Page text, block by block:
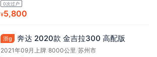
0次过户
¥5,800
浙g 奔达 2020款 金吉拉300 高配版
2021年09月上牌/8000公里 /苏州市